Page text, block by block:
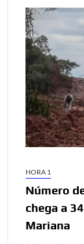
HORA 1
Número
chega a
Mariana